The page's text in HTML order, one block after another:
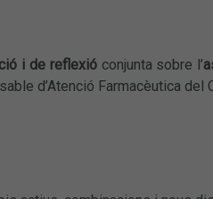
i de reflexió conjunta sobre l’
d’Atenció Farmacèutica del